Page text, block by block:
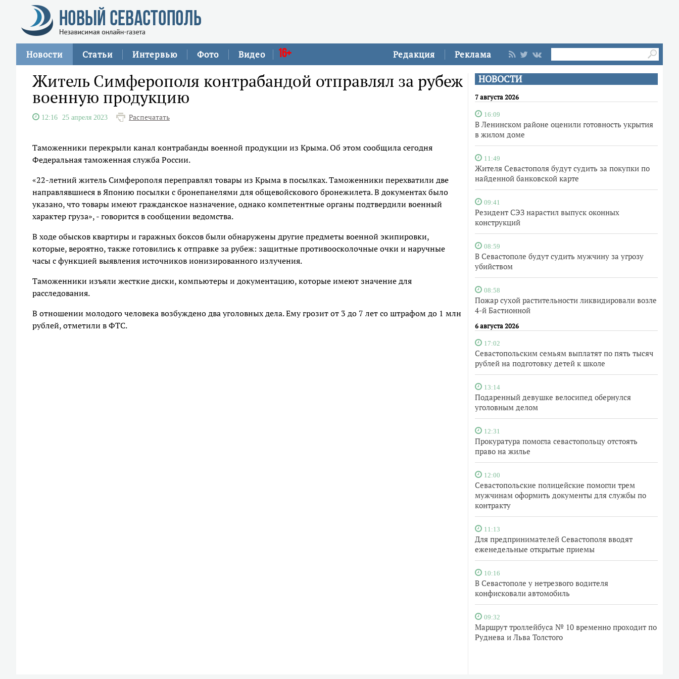
Редакция Реклама
Новости Статьи Интервью Фото Видео 16+
НОВОСТИ
7 августа 2026
16:09
В Ленинском районе оценили готовность укрытия
в жилом доме
11:49
Жителя Севастополя будут судить за покупки по
найденной банковской карте
09:41
Резидент СЭЗ нарастил выпуск оконных
конструкций
08:59
В Севастополе будут судить мужчину за угрозу
убийством
08:58
Пожар сухой растительности ликвидировали возле
4-й Бастионной
6 августа 2026
17:02
Севастопольским семьям выплатят по пять тысяч
рублей на подготовку детей к школе
13:14
Подаренный девушке велосипед обернулся
уголовным делом
12:31
Прокуратура помогла севастопольцу отстоять
право на жилье
12:00
Севастопольские полицейские помогли трем
мужчинам оформить документы для службы по
контракту
11:13
Для предпринимателей Севастополя вводят
еженедельные открытые приемы
10:16
В Севастополе у нетрезвого водителя
конфисковали автомобиль
09:32
Маршрут троллейбуса № 10 временно проходит по
Руднева и Льва Толстого
Житель Симферополя контрабандой отправлял за рубеж
военную продукцию
12:16 25 апреля 2023 Распечатать
Таможенники перекрыли канал контрабанды военной продукции из Крыма. Об этом сообщила сегодня
Федеральная таможенная служба России.
«22-летний житель Симферополя переправлял товары из Крыма в посылках. Таможенники перехватили две
направлявшиеся в Японию посылки с бронепанелями для общевойскового бронежилета. В документах было
указано, что товары имеют гражданское назначение, однако компетентные органы подтвердили военный
характер груза», - говорится в сообщении ведомства.
В ходе обысков квартиры и гаражных боксов были обнаружены другие предметы военной экипировки,
которые, вероятно, также готовились к отправке за рубеж: защитные противоосколочные очки и наручные
часы с функцией выявления источников ионизированного излучения.
Таможенники изъяли жесткие диски, компьютеры и документацию, которые имеют значение для
расследования.
В отношении молодого человека возбуждено два уголовных дела. Ему грозит от 3 до 7 лет со штрафом до 1 млн
рублей, отметили в ФТС.